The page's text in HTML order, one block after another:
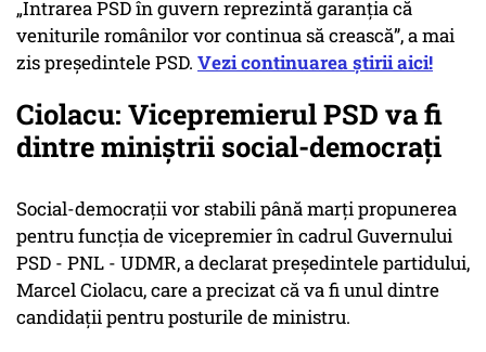
„Intrarea PSD în guvern reprezintă garanția că
veniturile românilor vor continua să crească”, a mai
zis președintele PSD. Vezi continuarea știrii aici!
Ciolacu: Vicepremierul PSD va fi
dintre miniştrii social-democraţi
Social-democraţii vor stabili până marţi propunerea
pentru funcţia de vicepremier în cadrul Guvernului
PSD - PNL - UDMR, a declarat preşedintele partidului,
Marcel Ciolacu, care a precizat că va fi unul dintre
candidaţii pentru posturile de ministru.